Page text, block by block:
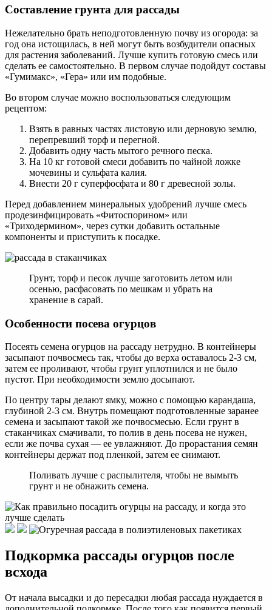
Составление грунта для рассады
Нежелательно брать неподготовленную почву из огорода: за
год она истощилась, в ней могут быть возбудители опасных
для растения заболеваний. Лучше купить готовую смесь или
сделать ее самостоятельно. В первом случае подойдут составы
«Гумимакс», «Гера» или им подобные.
Во втором случае можно воспользоваться следующим
рецептом:
Взять в равных частях листовую или дерновую землю,
перепревший торф и перегной.
Добавить одну часть мытого речного песка.
На 10 кг готовой смеси добавить по чайной ложке
мочевины и сульфата калия.
Внести 20 г суперфосфата и 80 г древесной золы.
Перед добавлением минеральных удобрений лучше смесь
продезинфицировать «Фитоспорином» или
«Триходермином», через сутки добавить остальные
компоненты и приступить к посадке.
Грунт, торф и песок лучше заготовить летом или
осенью, расфасовать по мешкам и убрать на
хранение в сарай.
Особенности посева огурцов
Посеять семена огурцов на рассаду нетрудно. В контейнеры
засыпают почвосмесь так, чтобы до верха оставалось 2-3 см,
затем ее проливают, чтобы грунт уплотнился и не было
пустот. При необходимости землю досыпают.
По центру тары делают ямку, можно с помощью карандаша,
глубиной 2-3 см. Внутрь помещают подготовленные заранее
семена и засыпают такой же почвосмесью. Если грунт в
стаканчиках смачивали, то полив в день посева не нужен,
если же почва сухая — ее увлажняют. До прорастания семян
контейнеры держат под пленкой, затем ее снимают.
Поливать лучше с распылителя, чтобы не вымыть
грунт и не обнажить семена.
Подкормка рассады огурцов после
всхода
От начала высадки и до пересадки любая рассада нуждается в